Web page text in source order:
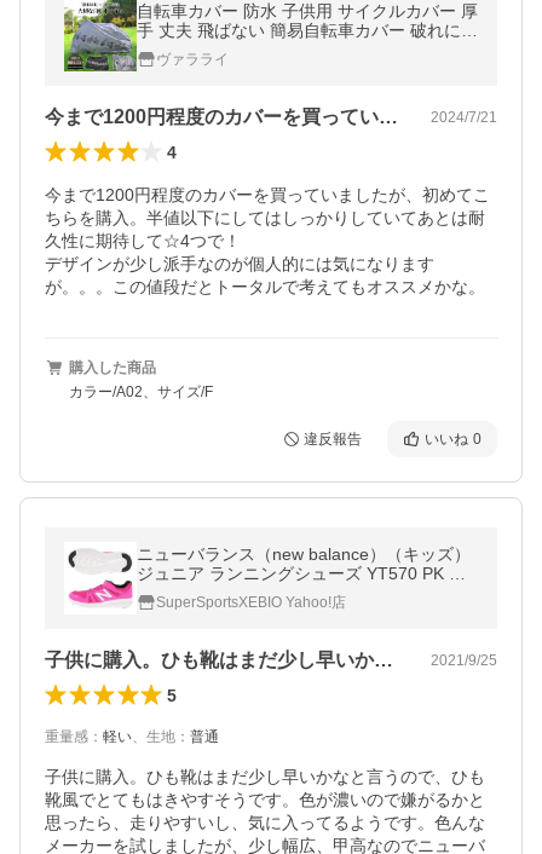
自転車カバー 防水 子供用 サイクルカバー 厚
手 丈夫 飛ばない 簡易自転車カバー 破れにく
い バイクカバー 雨除け カバー 撥水 防風 防
犯 おしゃれ 簡単装着
ヴァラライ
今まで1200円程度のカバーを買ってい… 2024/7/21
4
今まで1200円程度のカバーを買っていましたが、初めてこ
ちらを購入。半値以下にしてはしっかりしていてあとは耐
久性に期待して☆4つで！
デザインが少し派手なのが個人的には気になります
が。。。この値段だとトータルで考えてもオススメかな。
購入した商品
カラー/A02、サイズ/F
違反報告 いいね 0
ニューバランス（new balance）（キッズ）
ジュニア ランニングシューズ YT570 PK ピ
ンク 靴 シューズ
SuperSportsXEBIO Yahoo!店
子供に購入。ひも靴はまだ少し早いかなと… 2021/9/25
5
重量感 ： 軽い、 生地 ： 普通
子供に購入。ひも靴はまだ少し早いかなと言うので、ひも
靴風でとてもはきやすそうです。色が濃いので嫌がるかと
思ったら、走りやすいし、気に入ってるようです。色んな
メーカーを試しましたが、少し幅広、甲高なのでニューバ